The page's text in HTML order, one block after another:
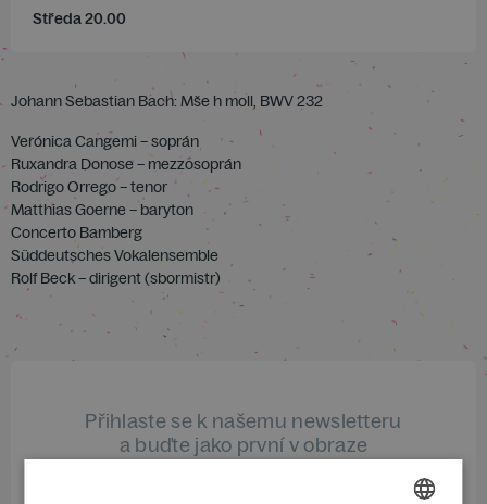
Středa 20.00
Johann Sebastian Bach: Mše h moll, BWV 232
Verónica Cangemi – soprán
Ruxandra Donose – mezzosoprán
Rodrigo Orrego – tenor
Matthias Goerne – baryton
Concerto Bamberg
Süddeutsches Vokalensemble
Rolf Beck – dirigent (sbormistr)
Přihlaste se k našemu newsletteru
a buďte jako první v obraze